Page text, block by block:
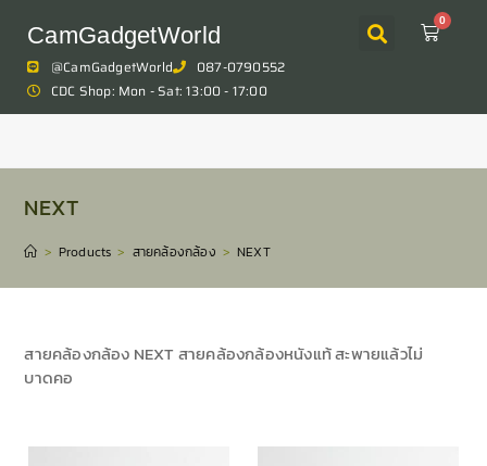
CamGadgetWorld
0
@CamGadgetWorld
087-0790552
CDC Shop: Mon - Sat: 13:00 - 17:00
NEXT
> Products > สายคล้องกล้อง > NEXT
สายคล้องกล้อง NEXT สายคล้องกล้องหนังแท้ สะพายแล้วไม่
บาดคอ